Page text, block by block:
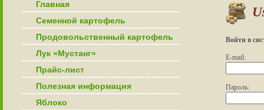
Главная
Семенной картофель
Продовольственный картофель
Лук «Мустанг»
Прайс-лист
Полезная информация
Яблоко
Войти в
E-mail:
Пароль: